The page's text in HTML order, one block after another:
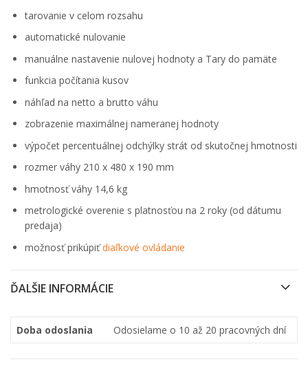
tarovanie v celom rozsahu
automatické nulovanie
manuálne nastavenie nulovej hodnoty a Tary do pamäte
funkcia počítania kusov
náhľad na netto a brutto váhu
zobrazenie maximálnej nameranej hodnoty
výpočet percentuálnej odchýlky strát od skutočnej hmotnosti
rozmer váhy 210 x 480 x 190 mm
hmotnosť váhy 14,6 kg
metrologické overenie s platnosťou na 2 roky (od dátumu
predaja)
možnosť prikúpiťdiaľkové ovládanie
ĎALŠIE INFORMÁCIE
Doba odoslania Odosielame o 10 až 20 pracovných dní